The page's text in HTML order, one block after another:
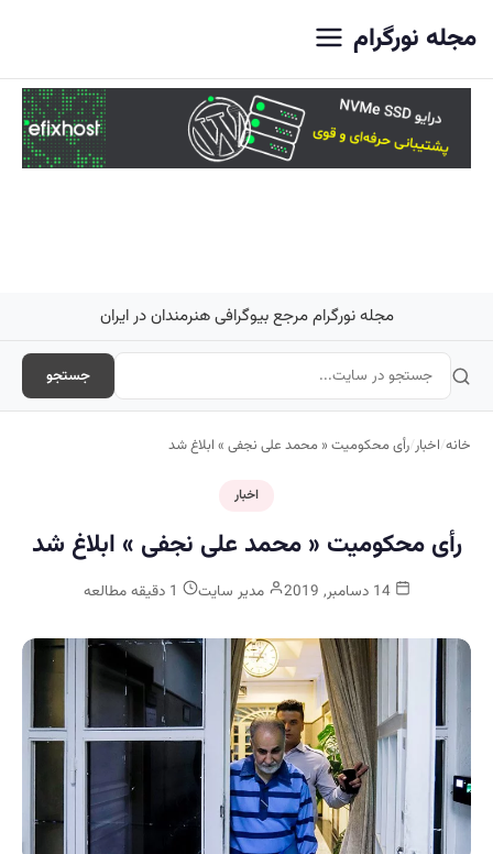
مجله نورگرام
مجله نورگرام مرجع بیوگرافی هنرمندان در ایران
جستجو
خانه/اخبار/رأی محکومیت « محمد علی نجفی » ابلاغ شد
اخبار
رأی محکومیت « محمد علی نجفی » ابلاغ شد
14 دسامبر, 2019 مدیر سایت